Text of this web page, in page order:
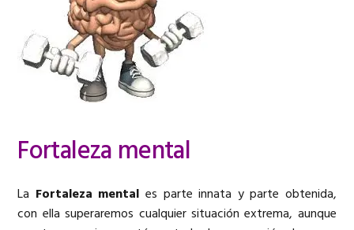
Fortaleza mental
La Fortaleza mental es parte innata y parte obtenida,
con ella superaremos cualquier situación extrema, aunque